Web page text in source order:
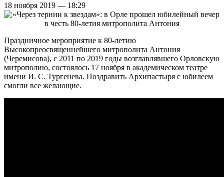
18 ноября 2019 — 18:29
Праздничное мероприятие к 80-летию
Высокопреосвященнейшего митрополита Антония
(Черемисова), с 2011 по 2019 годы возглавлявшего Орловскую
митрополию, состоялось 17 ноября в академическом театре
имени И. С. Тургенева. Поздравить Архипастыря с юбилеем
смогли все желающие.